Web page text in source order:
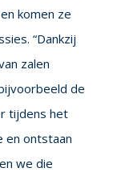
komen ze
“Dankzij
zalen
de
tijdens het
en ontstaan
we die